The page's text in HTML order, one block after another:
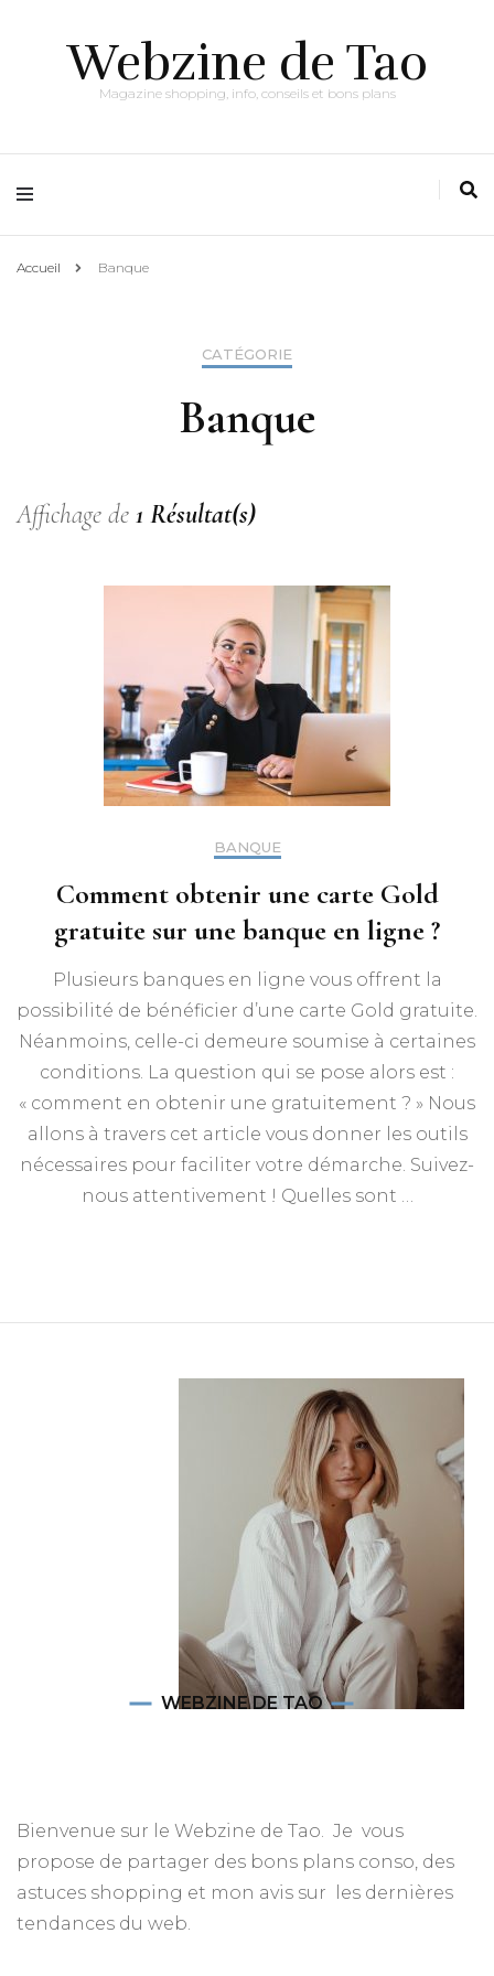
Webzine de Tao
Magazine shopping, info, conseils et bons plans
Accueil Banque
CATÉGORIE
Banque
Affichage de 1 Résultat(s)
BANQUE
Comment obtenir une carte Gold
gratuite sur une banque en ligne ?
Plusieurs banques en ligne vous offrent la
possibilité de bénéficier d’une carte Gold gratuite.
Néanmoins, celle-ci demeure soumise à certaines
conditions. La question qui se pose alors est :
« comment en obtenir une gratuitement ? » Nous
allons à travers cet article vous donner les outils
nécessaires pour faciliter votre démarche. Suivez-
nous attentivement ! Quelles sont …
WEBZINE DE TAO
Bienvenue sur le Webzine de Tao. Je vous
propose de partager des bons plans conso, des
astuces shopping et mon avis sur les dernières
tendances du web.